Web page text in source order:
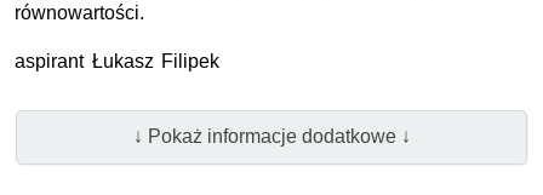
równowartości.
aspirant Łukasz Filipek
↓ Pokaż informacje dodatkowe ↓